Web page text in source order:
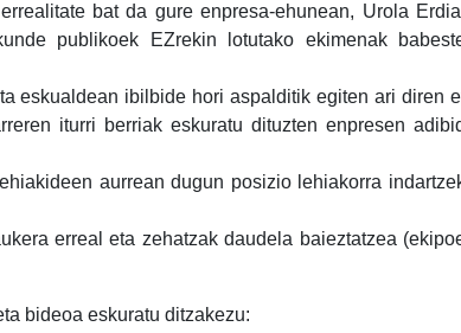
bat da gure enpresa-ehunean, Urola
publikoek EZrekin lotutako ekimenak
eskualdean ibilbide hori aspalditik egiten ari diren
iturri berriak eskuratu dituzten enpresen
aurrean dugun posizio lehiakorra
erreal eta zehatzak daudela baieztatzea
bideoa eskuratu ditzakezu: